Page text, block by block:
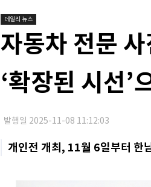
데일리 뉴스
자동차 전문
‘확장된 시선’
발행일 2025-11-08 11:12:03
개인전 개최, 11월 6일부터 한